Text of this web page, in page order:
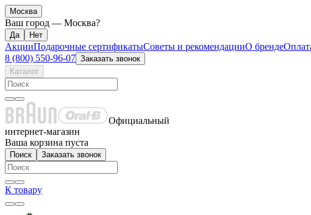
Москва
Ваш город — Москва?
АкцииПодарочные сертификатыСоветы и рекомендацииО бренде
8 (800) 550-96-07 Заказать звонок
Каталог
Официальный
интернет-магазин
Ваша корзина пуста
Поиск Заказать звонок
К товару